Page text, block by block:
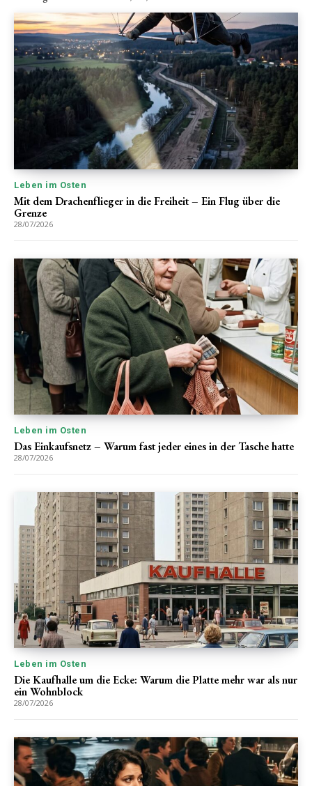
Leben im Osten
Mit dem Drachenflieger in die Freiheit – Ein Flug über die
Grenze
28/07/2026
Leben im Osten
Das Einkaufsnetz – Warum fast jeder eines in der Tasche hatte
28/07/2026
Leben im Osten
Die Kaufhalle um die Ecke: Warum die Platte mehr war als nur
ein Wohnblock
28/07/2026